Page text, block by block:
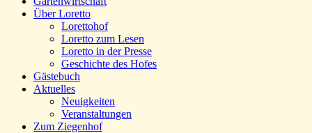
Über Loretto
Lorettohof
Loretto zum Lesen
Loretto in der Presse
Geschichte des Hofes
Gästebuch
Aktuelles
Neuigkeiten
Veranstaltungen
Zum Ziegenhof